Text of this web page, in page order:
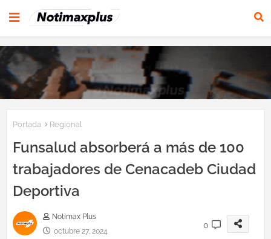
Portada Regional
Funsalud absorberá a más de 100
trabajadores de Cenacadeb Ciudad
Deportiva
Notimax Plus
octubre 27, 2024
0